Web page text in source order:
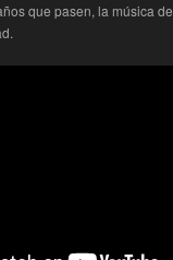
que pasen, la música de